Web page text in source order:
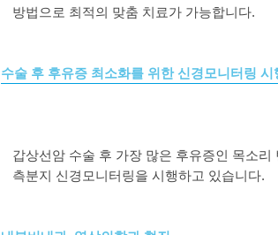
방법으로 최적의 맞춤 치료가 가능합니다.
수술 후 후유증 최소화를 위한 신경모니터링 시
갑상선암 수술 후 가장 많은 후유증인 목소
측분지 신경모니터링을 시행하고 있습니다.